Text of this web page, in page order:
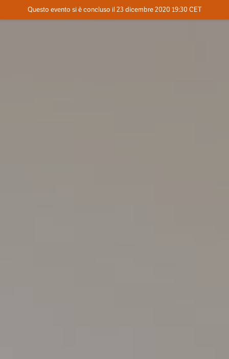
Dove
Questo evento si è concluso il 23 dicembre 2020 19:30 CET